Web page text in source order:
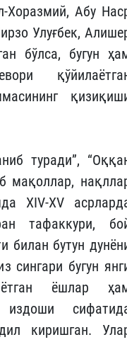
Хоразмий, Абу
Улуғбек,
бўлса, бугун
туради”,
мақоллар,
XIV-XV
тафаккури,
билан бутун
сингари бугун
ёшлар
издоши
киришган.